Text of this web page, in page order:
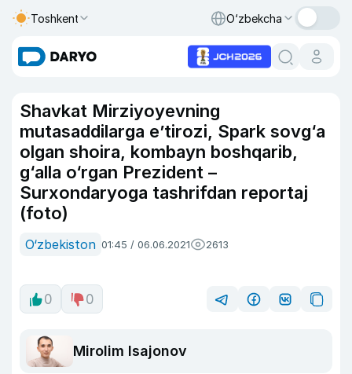
Toshkent O‘zbekcha
Shavkat Mirziyoyevning
mutasaddilarga e’tirozi, Spark sovg‘a
olgan shoira, kombayn boshqarib,
g‘alla o‘rgan Prezident –
Surxondaryoga tashrifdan reportaj
(foto)
O‘zbekiston 01:45 / 06.06.2021 2613
0 0
Mirolim Isajonov